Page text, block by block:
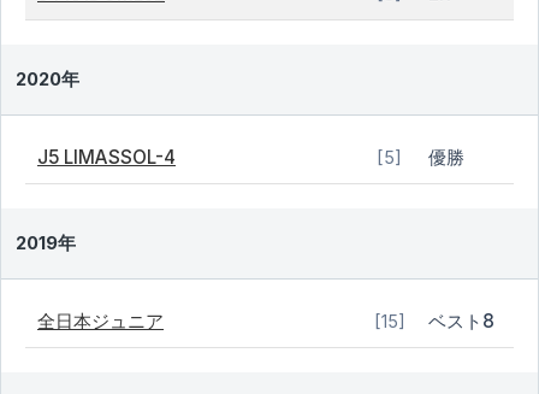
2020年
J5 LIMASSOL-4 [5] 優勝
2019年
全日本ジュニア [15] ベスト8